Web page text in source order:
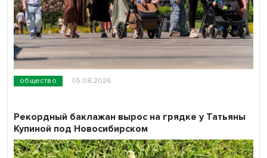
общество 05.08.2026
Рекордный баклажан вырос на грядке у Татьяны
Купиной под Новосибирском